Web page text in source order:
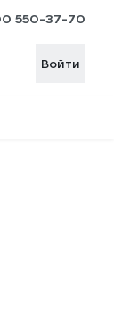
550-37-70
Войти